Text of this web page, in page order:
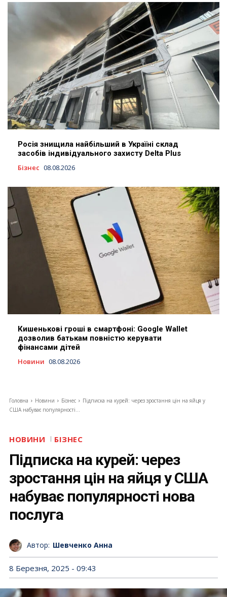
Росія знищила найбільший в Україні склад
засобів індивідуального захисту Delta Plus
Бізнес 08.08.2026
Кишенькові гроші в смартфоні: Google Wallet
дозволив батькам повністю керувати
фінансами дітей
Новини 08.08.2026